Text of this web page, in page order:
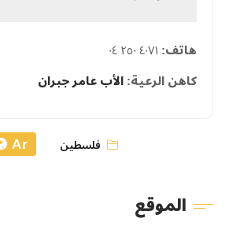
فلسطين Ar
الموقع
هاتف:
كاهن الرعية:الأب عامر جبران